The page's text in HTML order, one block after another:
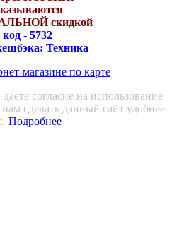
скидкой
- 5732
Техника
согласие на использование
сделать данный сайт удобнее
Подробнее